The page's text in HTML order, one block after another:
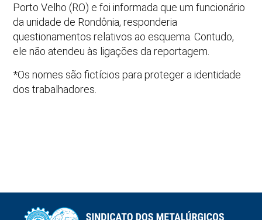
Porto Velho (RO) e foi informada que um funcionário
da unidade de Rondônia, responderia
questionamentos relativos ao esquema. Contudo,
ele não atendeu às ligações da reportagem.
*Os nomes são fictícios para proteger a identidade
dos trabalhadores.